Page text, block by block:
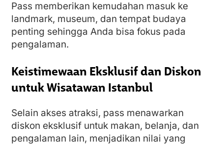
Pass memberikan kemudahan masuk ke
landmark, museum, dan tempat budaya
penting sehingga Anda bisa fokus pada
pengalaman.
Keistimewaan Eksklusif dan Diskon
untuk Wisatawan Istanbul
Selain akses atraksi, pass menawarkan
diskon eksklusif untuk makan, belanja, dan
pengalaman lain, menjadikan nilai yang